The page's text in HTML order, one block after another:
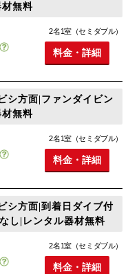
無料
2名1室（セミダブル）
料金・詳細
シ方面|ファンダイビン
材無料
2名1室（セミダブル）
料金・詳細
シ方面|到着日ダイブ付
し|レンタル器材無料
2名1室（セミダブル）
料金・詳細